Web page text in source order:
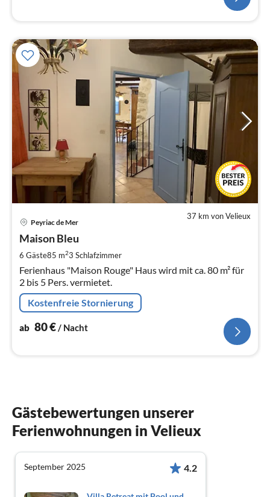
37 km von Velieux
Peyriac de Mer
Maison Bleu
6 Gäste85 m23 Schlafzimmer
Ferienhaus "Maison Rouge" Haus wird mit ca. 80 m² für
2 bis 5 Pers. vermietet.
Kostenfreie Stornierung
ab 80€/ Nacht
Gästebewertungen unserer
Ferienwohnungen in Velieux
September 2025 4.2